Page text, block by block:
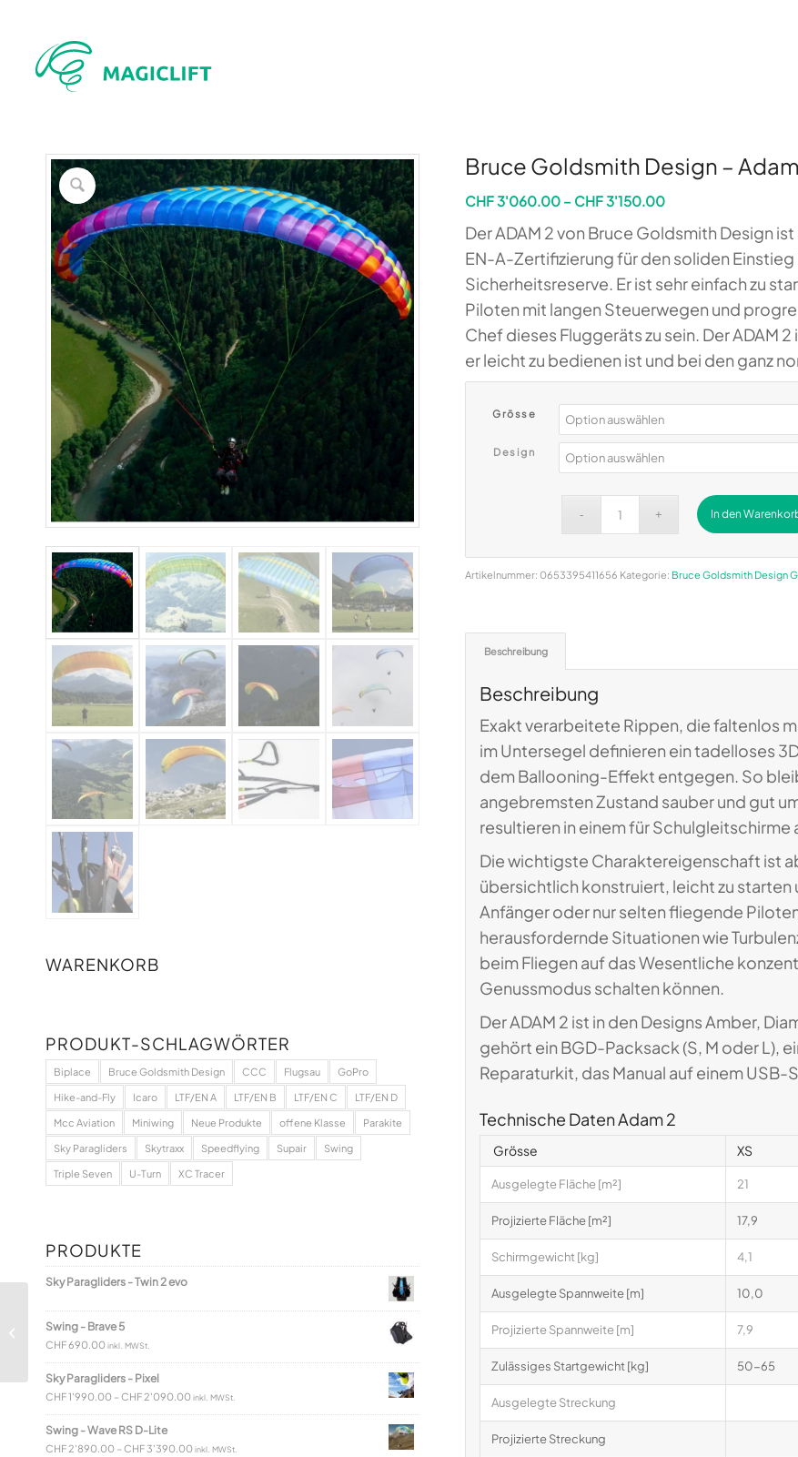
WARENKORB
PRODUKT-SCHLAGWÖRTER
Biplace Bruce Goldsmith Design CCC Flugsau GoPro
Hike-and-Fly Icaro LTF/EN A LTF/EN B LTF/EN C LTF/EN D
Mcc Aviation Miniwing Neue Produkte offene Klasse Parakite
Sky Paragliders Skytraxx Speedflying Supair Swing
Triple Seven U-Turn XC Tracer
PRODUKTE
Sky Paragliders - Twin 2 evo
Swing - Brave 5
CHF690.00inkl. MWSt.
Sky Paragliders - Pixel
CHF1'990.00 – CHF2'090.00inkl. MWSt.
Swing - Wave RS D-Lite
CHF2'890.00 – CHF3'390.00inkl. MWSt.
Bruce Goldsmith Design –
CHF3'060.00 – CHF3'150.00Preisspanne:
bis
CHF 3'150.00
Der ADAM 2 von Bruce Goldsmith Design
EN-A-Zertifizierung für den soliden
Sicherheitsreserve. Er ist sehr einfach zu
Piloten mit langen Steuerwegen und
Chef dieses Fluggeräts zu sein. Der ADAM
er leicht zu bedienen ist und bei den ganz
Grösse
Design
In den
Artikelnummer: 0653395411656 Kategorie: Bruce Goldsmith Design
Beschreibung
Beschreibung
Exakt verarbeitete Rippen, die faltenlos
im Untersegel definieren ein tadelloses
dem Ballooning-Effekt entgegen. So
angebremsten Zustand sauber und gut
resultieren in einem für
Die wichtigste Charaktereigenschaft ist
übersichtlich konstruiert, leicht zu starten
Anfänger oder nur selten fliegende
herausfordernde Situationen wie
beim Fliegen auf das Wesentliche
Genussmodus schalten können.
Der ADAM 2 ist in den Designs Amber,
gehört ein BGD-Packsack (S, M oder L),
Reparaturkit, das Manual auf einem
Technische Daten Adam 2
Grösse XS
Ausgelegte Fläche [m²] 21
Projizierte Fläche [m²] 17,9
Schirmgewicht [kg] 4,1
Ausgelegte Spannweite [m] 10,0
Projizierte Spannweite [m] 7,9
Zulässiges Startgewicht [kg] 50-65
Ausgelegte Streckung
Projizierte Streckung
Swing – Libra RS